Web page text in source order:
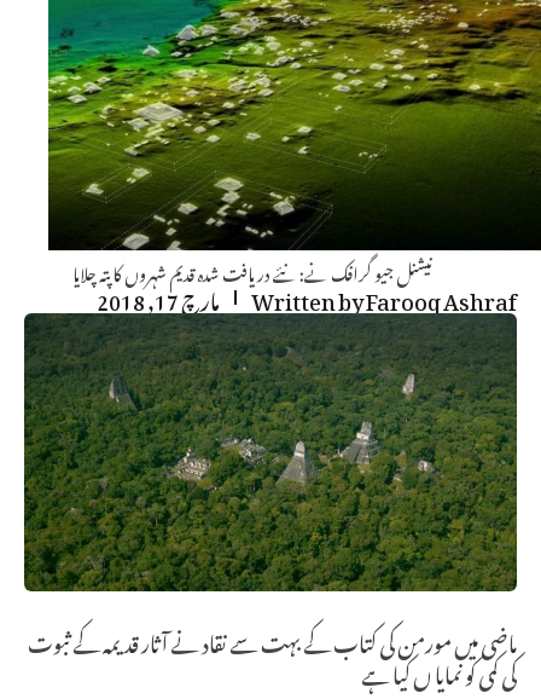
نیشنل جیو گرافک نے: نئے دریافت شدہ قدیم شہروں کا پتہ چلایا
Written byFarooq Ashraf مارچ 17, 2018
ماضی میں مورمن کی کتاب کے بہت سے نقاد نے آثار قدیمہ کے ثبوت
کی کمی کو نمایا ں کیا ہے